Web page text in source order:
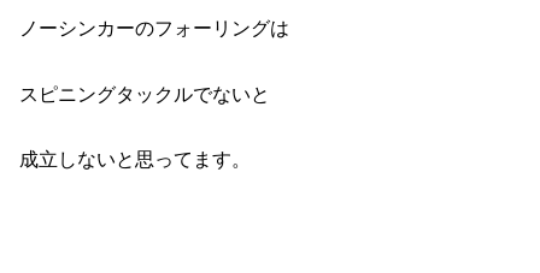
ノーシンカーのフォーリングは
スピニングタックルでないと
成立しないと思ってます。